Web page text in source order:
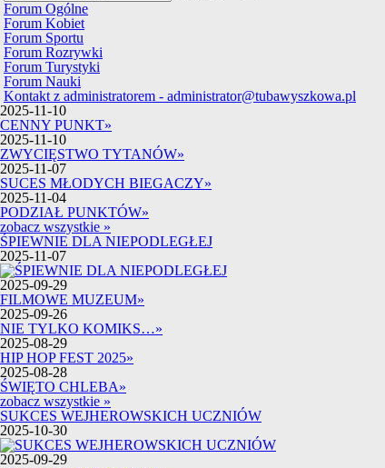
Forum Ogólne
Forum Kobiet
Forum Sportu
Forum Rozrywki
Forum Turystyki
Forum Nauki
Kontakt z administratorem - administrator@tubawyszkowa.pl
2025-11-10
CENNY PUNKT»
2025-11-10
ZWYCIĘSTWO TYTANÓW»
2025-11-07
SUCES MŁODYCH BIEGACZY»
2025-11-04
PODZIAŁ PUNKTÓW»
zobacz wszystkie »
ŚPIEWNIE DLA NIEPODLEGŁEJ
2025-11-07
2025-09-29
FILMOWE MUZEUM»
2025-09-26
NIE TYLKO KOMIKS…»
2025-08-29
HIP HOP FEST 2025»
2025-08-28
ŚWIĘTO CHLEBA»
zobacz wszystkie »
SUKCES WEJHEROWSKICH UCZNIÓW
2025-10-30
2025-09-29